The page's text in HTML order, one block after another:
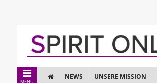
MENÜ
NEWS UNSERE MISSION